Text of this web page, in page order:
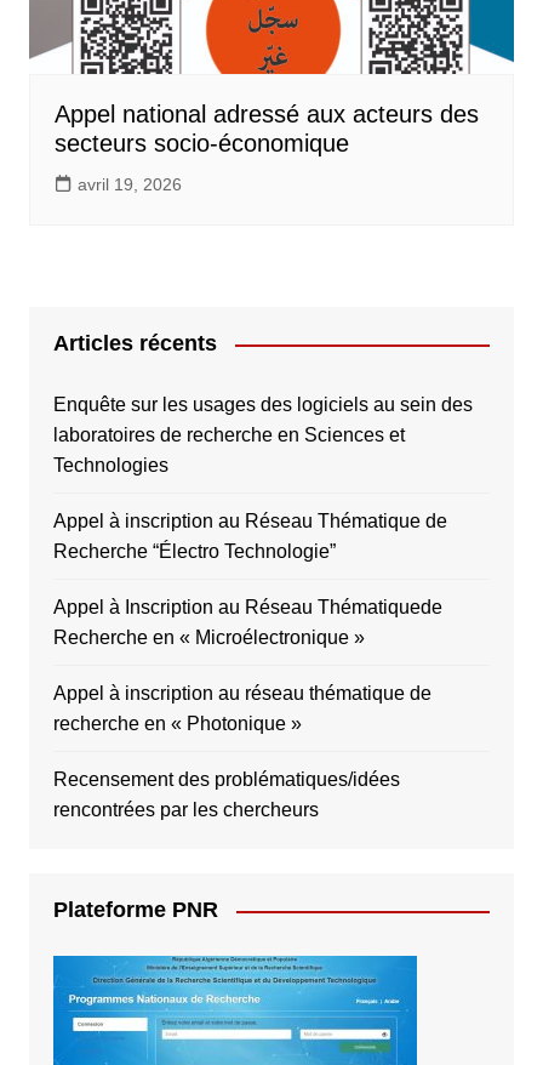
Appel national adressé aux acteurs des
secteurs socio-économique
avril 19, 2026
Articles récents
Enquête sur les usages des logiciels au sein des
laboratoires de recherche en Sciences et
Technologies
Appel à inscription au Réseau Thématique de
Recherche “Électro Technologie”
Appel à Inscription au Réseau Thématiquede
Recherche en « Microélectronique »
Appel à inscription au réseau thématique de
recherche en « Photonique »
Recensement des problématiques/idées
rencontrées par les chercheurs
Plateforme PNR